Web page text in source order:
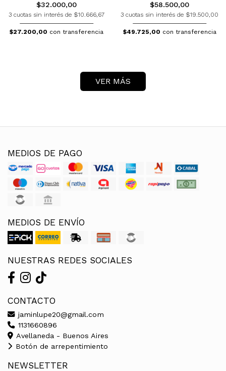
$32.000,00
3 cuotas sin interés de $10.666,67
$27.200,00 con transferencia
$58.500,00
3 cuotas sin interés de $19.500,00
$49.725,00 con transferencia
VER MÁS
MEDIOS DE PAGO
MEDIOS DE ENVÍO
NUESTRAS REDES SOCIALES
CONTACTO
jaminlupe20@gmail.com
1131660896
Avellaneda - Buenos Aires
Botón de arrepentimiento
NEWSLETTER